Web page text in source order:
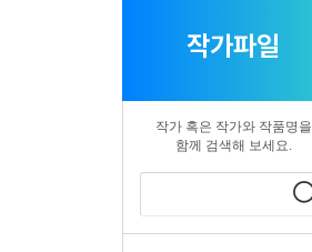
작가파일
작가 혹은 작가와 작품명을
함께 검색해 보세요.